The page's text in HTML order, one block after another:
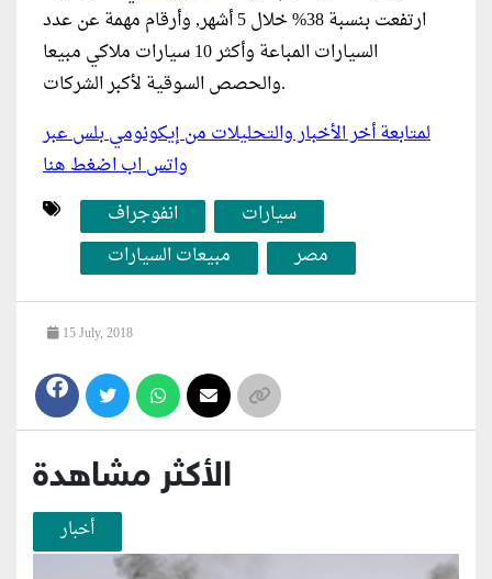
ارتفعت بنسبة 38% خلال 5 أشهر, وأرقام مهمة عن عدد
السيارات المباعة وأكثر 10 سيارات ملاكي مبيعا
والحصص السوقية لأكبر الشركات.
لمتابعة أخر الأخبار والتحليلات من إيكونومي بلس عبر
واتس اب اضغط هنا
انفوجراف
سيارات
مبيعات السيارات
مصر
15 July, 2018
الأكثر مشاهدة
أخبار